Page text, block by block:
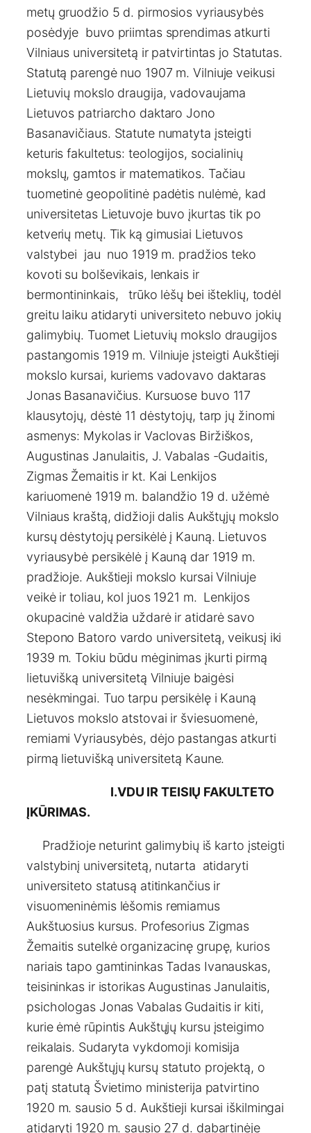
metų gruodžio 5 d. pirmosios vyriausybės
posėdyje buvo priimtas sprendimas atkurti
Vilniaus universitetą ir patvirtintas jo Statutas.
Statutą parengė nuo 1907 m. Vilniuje veikusi
Lietuvių mokslo draugija, vadovaujama
Lietuvos patriarcho daktaro Jono
Basanavičiaus. Statute numatyta įsteigti
keturis fakultetus: teologijos, socialinių
mokslų, gamtos ir matematikos. Tačiau
tuometinė geopolitinė padėtis nulėmė, kad
universitetas Lietuvoje buvo įkurtas tik po
ketverių metų. Tik ką gimusiai Lietuvos
valstybei jau nuo 1919 m. pradžios teko
kovoti su bolševikais, lenkais ir
bermontininkais, trūko lėšų bei išteklių, todėl
greitu laiku atidaryti universiteto nebuvo jokių
galimybių. Tuomet Lietuvių mokslo draugijos
pastangomis 1919 m. Vilniuje įsteigti Aukštieji
mokslo kursai, kuriems vadovavo daktaras
Jonas Basanavičius. Kursuose buvo 117
klausytojų, dėstė 11 dėstytojų, tarp jų žinomi
asmenys: Mykolas ir Vaclovas Biržiškos,
Augustinas Janulaitis, J. Vabalas -Gudaitis,
Zigmas Žemaitis ir kt. Kai Lenkijos
kariuomenė 1919 m. balandžio 19 d. užėmė
Vilniaus kraštą, didžioji dalis Aukštųjų mokslo
kursų dėstytojų persikėlė į Kauną. Lietuvos
vyriausybė persikėlė į Kauną dar 1919 m.
pradžioje. Aukštieji mokslo kursai Vilniuje
veikė ir toliau, kol juos 1921 m. Lenkijos
okupacinė valdžia uždarė ir atidarė savo
Stepono Batoro vardo universitetą, veikusį iki
1939 m. Tokiu būdu mėginimas įkurti pirmą
lietuvišką universitetą Vilniuje baigėsi
nesėkmingai. Tuo tarpu persikėlę i Kauną
Lietuvos mokslo atstovai ir šviesuomenė,
remiami Vyriausybės, dėjo pastangas atkurti
pirmą lietuvišką universitetą Kaune.
I.VDU IR TEISIŲ FAKULTETO
ĮKŪRIMAS.
Pradžioje neturint galimybių iš karto įsteigti
valstybinį universitetą, nutarta atidaryti
universiteto statusą atitinkančius ir
visuomeninėmis lėšomis remiamus
Aukštuosius kursus. Profesorius Zigmas
Žemaitis sutelkė organizacinę grupę, kurios
nariais tapo gamtininkas Tadas Ivanauskas,
teisininkas ir istorikas Augustinas Janulaitis,
psichologas Jonas Vabalas Gudaitis ir kiti,
kurie ėmė rūpintis Aukštųjų kursu įsteigimo
reikalais. Sudaryta vykdomoji komisija
parengė Aukštųjų kursų statuto projektą, o
patį statutą Švietimo ministerija patvirtino
1920 m. sausio 5 d. Aukštieji kursai iškilmingai
atidaryti 1920 m. sausio 27 d. dabartinėje